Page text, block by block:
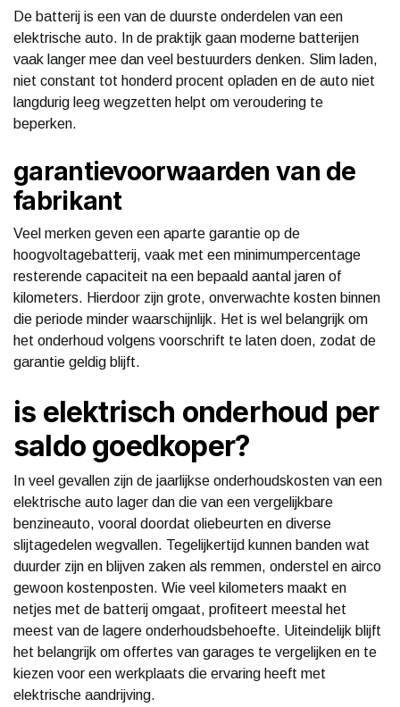
De batterij is een van de duurste onderdelen van een
elektrische auto. In de praktijk gaan moderne batterijen
vaak langer mee dan veel bestuurders denken. Slim laden,
niet constant tot honderd procent opladen en de auto niet
langdurig leeg wegzetten helpt om veroudering te
beperken.
garantievoorwaarden van de
fabrikant
Veel merken geven een aparte garantie op de
hoogvoltagebatterij, vaak met een minimumpercentage
resterende capaciteit na een bepaald aantal jaren of
kilometers. Hierdoor zijn grote, onverwachte kosten binnen
die periode minder waarschijnlijk. Het is wel belangrijk om
het onderhoud volgens voorschrift te laten doen, zodat de
garantie geldig blijft.
is elektrisch onderhoud per
saldo goedkoper?
In veel gevallen zijn de jaarlijkse onderhoudskosten van een
elektrische auto lager dan die van een vergelijkbare
benzineauto, vooral doordat oliebeurten en diverse
slijtagedelen wegvallen. Tegelijkertijd kunnen banden wat
duurder zijn en blijven zaken als remmen, onderstel en airco
gewoon kostenposten. Wie veel kilometers maakt en
netjes met de batterij omgaat, profiteert meestal het
meest van de lagere onderhoudsbehoefte. Uiteindelijk blijft
het belangrijk om offertes van garages te vergelijken en te
kiezen voor een werkplaats die ervaring heeft met
elektrische aandrijving.